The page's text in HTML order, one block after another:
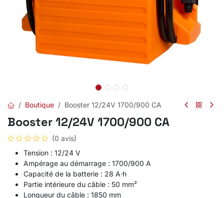
Boutique Booster 12/24V 1700/900 CA
Booster 12/24V 1700/900 CA
(0 avis)
Tension : 12/24 V
Ampérage au démarrage : 1700/900 A
Capacité de la batterie : 28 A·h
Partie intérieure du câble : 50 mm²
Longueur du câble : 1850 mm